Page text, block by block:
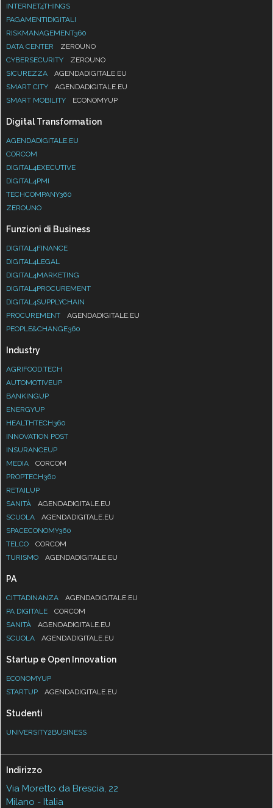
INTERNET4THINGS
PAGAMENTIDIGITALI
RISKMANAGEMENT360
DATA CENTER
ZEROUNO
CYBERSECURITY
ZEROUNO
SICUREZZA
AGENDADIGITALE.EU
SMART CITY
AGENDADIGITALE.EU
SMART MOBILITY
ECONOMYUP
Digital Transformation
AGENDADIGITALE.EU
CORCOM
DIGITAL4EXECUTIVE
DIGITAL4PMI
TECHCOMPANY360
ZEROUNO
Funzioni di Business
DIGITAL4FINANCE
DIGITAL4LEGAL
DIGITAL4MARKETING
DIGITAL4PROCUREMENT
DIGITAL4SUPPLYCHAIN
PROCUREMENT
AGENDADIGITALE.EU
PEOPLE&CHANGE360
Industry
AGRIFOOD.TECH
AUTOMOTIVEUP
BANKINGUP
ENERGYUP
HEALTHTECH360
INNOVATION POST
INSURANCEUP
MEDIA
CORCOM
PROPTECH360
RETAILUP
SANITÀ
AGENDADIGITALE.EU
SCUOLA
AGENDADIGITALE.EU
SPACECONOMY360
TELCO
CORCOM
TURISMO
AGENDADIGITALE.EU
PA
CITTADINANZA
AGENDADIGITALE.EU
PA DIGITALE
CORCOM
SANITÀ
AGENDADIGITALE.EU
SCUOLA
AGENDADIGITALE.EU
Startup e Open Innovation
ECONOMYUP
STARTUP
AGENDADIGITALE.EU
Studenti
UNIVERSITY2BUSINESS
Indirizzo
Via Moretto da Brescia, 22
Milano - Italia